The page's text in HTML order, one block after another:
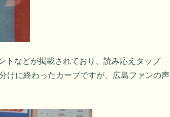
トなどが掲載されており、読み応えタップ
けに終わったカープですが、広島ファンの声